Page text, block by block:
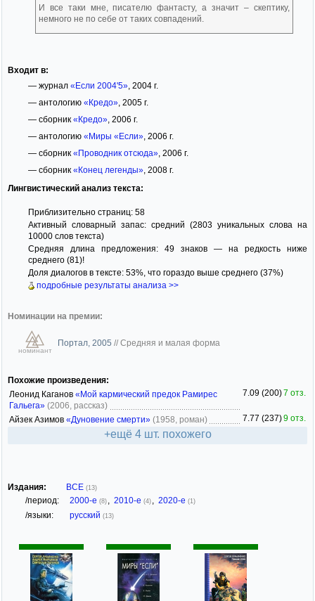
И все таки мне, писателю фантасту, а значит – скептику,
немного не по себе от таких совпадений.
Входит в:
— журнал «Если 2004'5», 2004 г.
— антологию «Кредо», 2005 г.
— сборник «Кредо», 2006 г.
— антологию «Миры «Если», 2006 г.
— сборник «Проводник отсюда», 2006 г.
— сборник «Конец легенды», 2008 г.
Лингвистический анализ текста:
Приблизительно страниц: 58
Активный словарный запас: средний (2803 уникальных слова на
10000 слов текста)
Средняя длина предложения: 49 знаков — на редкость ниже
среднего (81)!
Доля диалогов в тексте: 53%, что гораздо выше среднего (37%)
подробные результаты анализа >>
Номинации на премии:
номинант
Портал, 2005 //Средняя и малая форма
Похожие произведения:
Леонид Каганов «Мой кармический предок Рамирес
Гальега» (2006, рассказ)
7.09 (200)7 отз.
Айзек Азимов «Дуновение смерти» (1958, роман) 7.77 (237)9 отз.
+ещё 4 шт. похожего
Издания: ВСЕ (13)
/период: 2000-е (8) , 2010-е (4) , 2020-е (1)
/языки: русский (13)